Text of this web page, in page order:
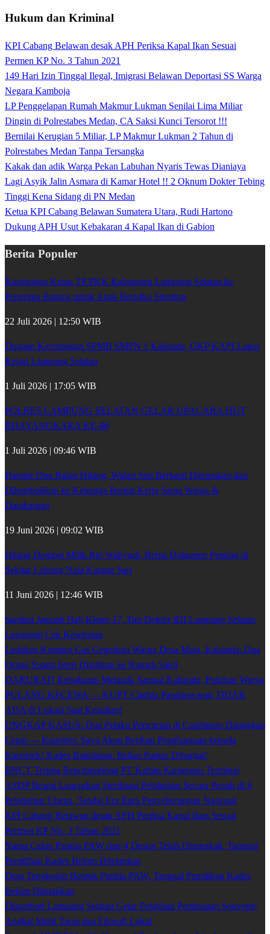
Hukum dan Kriminal
KPI Cabang Belawan desak APH Periksa Kapal Ikan Sesuai
Permen KP No. 3 Tahun 2021
149 Hari Izin Tinggal Ilegal, Imigrasi Belawan Deportasi SS Warga
Negara Kamboja
LP Penggelapan Rumah Makmur Lukman Senilai Lima Miliar
Dingin di Polrestabes Medan, CA Saksi Kunci Tersorot !!!
Bernilai Kerugian 5 Miliar, LP Makmur Lukman 2 Tahun di
Polrestabes Medan Tanpa Tersangka
Kakak dan adik Warga Pekan Labuhan Nyaris Tewas Dianiaya
Lagi Asyik Jalin Asmara di Kamar Hotel !! 2 Oknum Dokter Tebing
Tinggi Kena Sidang di PN Medan
Ketua KPI Cabang Belawan Sumatera Utara, Rudi Hartono
Dukung APH Usut Kebakaran 4 Kapal Ikan di Gabion
Berita Populer
Kunjungan Ketua TP PKK Kabupaten Lampung Selatan ke
Penerima Bansos untuk Anak Berisiko Stunting
22 Juli 2026 | 12:50 WIB
Dugaan Kecurangan SPMB SMPN 1 Kalianda, OKP KAPI Lapor
Kejari Lampung Selatan
1 Juli 2026 | 17:05 WIB
POLRES LAMPUNG SELATAN GELAR UPACARA HUT
BHAYANGKARA KE-80
1 Juli 2026 | 09:46 WIB
Hampir Dua Bulan Hilang, Wulan Sari Berhasil Ditemukan dan
Dikembalikan ke Keluarga Berkat Kerja Sama Warga &
Damkarmat
19 Juni 2026 | 09:02 WIB
Hilang Dompet Milik Rio Wahyudi, Berisi Dokumen Penting di
Sekitar Lebung Nala Karang Sari
11 Juni 2026 | 12:46 WIB
Sambut Jamaah Haji Kloter 17, Tim Dokter IDI Lampung Selatan
Langsung Cek Kesehatan
Ledakan Kompor Gas Gegerkan Warga Desa Maja, Kalianda: Dua
Orang Suami Isteri Dilarikan ke Rumah Sakit
DARURAT! Kebakaran Melanda Samsat Kalianda, Puluhan Warga
PULANG KECEWA — KUPT Cinthia Pandanwangi TIDAK
ADA di Lokasi Saat Kejadian!
UNGKAP KASUS: Dua Pelaku Pencurian di Candipuro Ditangkap
Cepat — Kapolres: Saya Akan Berikan Penghargaan kepada
Kapolsek! Kades Batuliman: Beliau Pantas Dihargai!
BNCT Terima Benchmarking PT Kaltim Kariangau Terminal
ASDP Resmi Luncurkan Sterilisasi Pelabuhan Secara Penuh di 6
Pelabuhan Utama, Tandai Era Baru Penyeberangan Nasional
KPI Cabang Belawan desak APH Periksa Kapal Ikan Sesuai
Permen KP No. 3 Tahun 2021
Nama Calon Panitia PAW dari 4 Dusun Telah Disepakati, Tanggal
Pemilihan Kades Belum Ditetapkan
Desa Tengkujuh Bentuk Panitia PAW, Tanggal Pemilihan Kades
Belum Ditetapkan
Disparbud Lampung Selatan Gelar Pelatihan Pembuatan Souvenir,
Angkat Motif Tapis dan Filosofi Lokal